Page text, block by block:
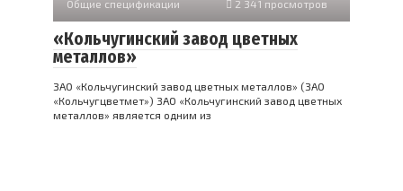
Общие спецификации 2 341 просмотров
«Кольчугинский завод цветных
металлов»
ЗАО «Кольчугинский завод цветных металлов» (ЗАО
«Кольчугцветмет») ЗАО «Кольчугинский завод цветных
металлов» является одним из